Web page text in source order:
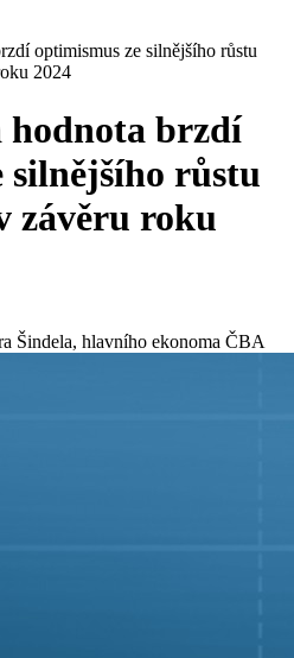
optimismus ze silnějšího růstu
2024
hodnota brzdí
silnějšího růstu
závěru roku
Šindela, hlavního ekonoma ČBA